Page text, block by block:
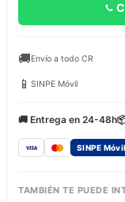
🚚Envío a todo CR
📱 SINPE Móvil
🚚 Entrega en 24-48h
SINPE Móvil
TAMBIÉN TE PUEDE